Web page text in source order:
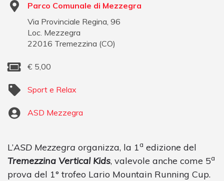
Parco Comunale di Mezzegra
Via Provinciale Regina, 96
Loc. Mezzegra
22016 Tremezzina (CO)
€ 5,00
Sport e Relax
ASD Mezzegra
L’ASD Mezzegra organizza, la 1a edizione del
Tremezzina Vertical Kids, valevole anche come 5a
prova del 1° trofeo Lario Mountain Running Cup.